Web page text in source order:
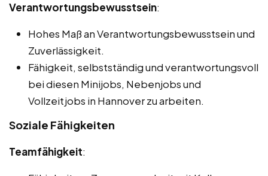
Verantwortungsbewusstsein:
Hohes Maß an Verantwortungsbewusstsein und
Zuverlässigkeit.
Fähigkeit, selbstständig und verantwortungsvoll
bei diesen Minijobs, Nebenjobs und
Vollzeitjobs in Hannover zu arbeiten.
Soziale Fähigkeiten
Teamfähigkeit: